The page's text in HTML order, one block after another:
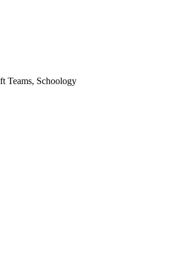
Teams, Schoology